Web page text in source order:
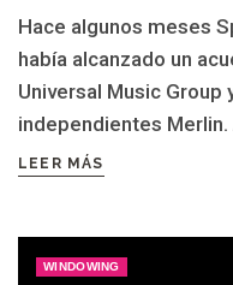
Hace algunos meses
había alcanzado un
Universal Music Group
independientes Merlin.
LEER MÁS
WINDOWING